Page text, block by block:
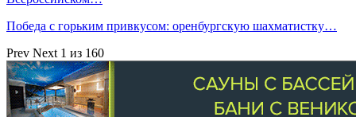
Победа с горьким привкусом: оренбургскую шахматистку…
Prev Next 1 из 160